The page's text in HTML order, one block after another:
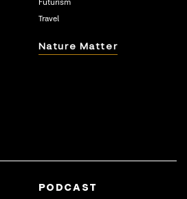
Travel
Nature Matter
PODCAST